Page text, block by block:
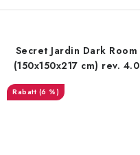
Secret Jardin Dark Room
(150x150x217 cm) rev. 4.0
(6 %)